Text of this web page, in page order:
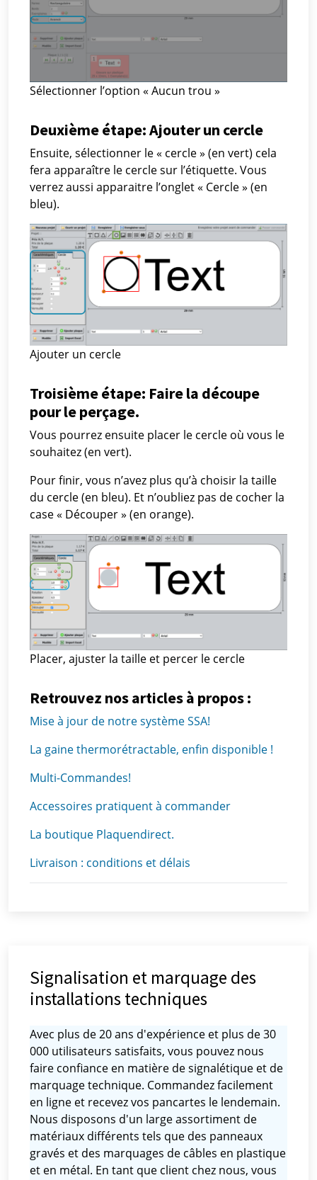
Sélectionner l’option « Aucun trou »
Deuxième étape: Ajouter un cercle
Ensuite, sélectionner le « cercle » (en vert) cela
fera apparaître le cercle sur l’étiquette. Vous
verrez aussi apparaitre l’onglet « Cercle » (en
bleu).
Ajouter un cercle
Troisième étape: Faire la découpe
pour le perçage.
Vous pourrez ensuite placer le cercle où vous le
souhaitez (en vert).
Pour finir, vous n’avez plus qu’à choisir la taille
du cercle (en bleu). Et n’oubliez pas de cocher la
case « Découper » (en orange).
Placer, ajuster la taille et percer le cercle
Retrouvez nos articles à propos :
Mise à jour de notre système SSA!
La gaine thermorétractable, enfin disponible !
Multi-Commandes!
Accessoires pratiquent à commander
La boutique Plaquendirect.
Livraison : conditions et délais
Signalisation et marquage des
installations techniques
Avec plus de 20 ans d'expérience et plus de 30
000 utilisateurs satisfaits, vous pouvez nous
faire confiance en matière de signalétique et de
marquage technique. Commandez facilement
en ligne et recevez vos pancartes le lendemain.
Nous disposons d'un large assortiment de
matériaux différents tels que des panneaux
gravés et des marquages ​​de câbles en plastique
et en métal. En tant que client chez nous, vous